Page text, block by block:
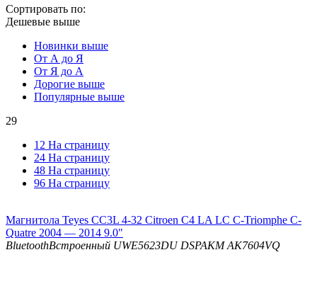
Сортировать по:
Дешевые выше
Новинки выше
От А до Я
От Я до А
Дорогие выше
Популярные выше
29
12 На страницу
24 На страницу
48 На страницу
96 На страницу
Магнитола Teyes CC3L 4-32 Citroen C4 LA LC C-Triomphe C-
Quatre 2004 — 2014 9.0"
BluetoothВстроенный UWE5623DU DSPAKM AK7604VQ